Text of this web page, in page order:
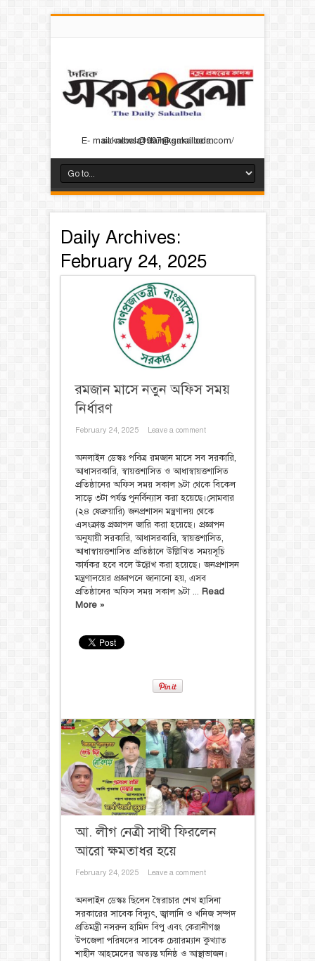
E- mail: news@dainiksakalbela.com/ sakalbela1997@gmail.com
Daily Archives:
February 24, 2025
রমজান মাসে নতুন অফিস সময়
নির্ধারণ
February 24, 2025 Leave a comment
অনলাইন ডেস্কঃ পবিত্র রমজান মাসে সব সরকারি,
আধাসরকারি, স্বায়ত্তশাসিত ও আধাস্বায়ত্তশাসিত
প্রতিষ্ঠানের অফিস সময় সকাল ৯টা থেকে বিকেল
সাড়ে ৩টা পর্যন্ত পুনর্বিন্যাস করা হয়েছে।সোমবার
(২৪ ফেব্রুয়ারি) জনপ্রশাসন মন্ত্রণালয় থেকে
এসংক্রান্ত প্রজ্ঞাপন জারি করা হয়েছে। প্রজ্ঞাপন
অনুযায়ী সরকারি, আধাসরকারি, স্বায়ত্তশাসিত,
আধাস্বায়ত্তশাসিত প্রতিষ্ঠানে উল্লিখিত সময়সূচি
কার্যকর হবে বলে উল্লেখ করা হয়েছে। জনপ্রশাসন
মন্ত্রণালয়ের প্রজ্ঞাপনে জানানো হয়, এসব
প্রতিষ্ঠানের অফিস সময় সকাল ৯টা ... Read
More »
আ. লীগ নেত্রী সাথী ফিরলেন
আরো ক্ষমতাধর হয়ে
February 24, 2025 Leave a comment
অনলাইন ডেস্কঃ ছিলেন স্বৈরাচার শেখ হাসিনা
সরকারের সাবেক বিদ্যুৎ, জ্বালানি ও খনিজ সম্পদ
প্রতিমন্ত্রী নসরুল হামিদ বিপু এবং কেরানীগঞ্জ
উপজেলা পরিষদের সাবেক চেয়ারম্যান কুখ্যাত
শাহীন আহমেদের অত্যন্ত ঘনিষ্ঠ ও আস্থাভাজন।